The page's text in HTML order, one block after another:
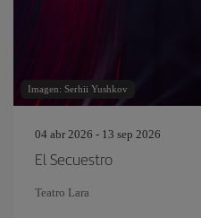
Imagen: Serhii Yushkov
04 abr 2026 - 13 sep 2026
El Secuestro
Teatro Lara